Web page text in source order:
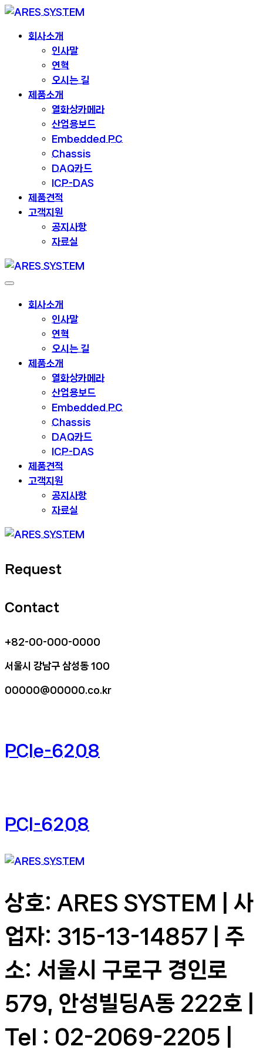
회사소개
인사말
연혁
오시는 길
제품소개
열화상카메라
산업용보드
Embedded PC
Chassis
DAQ카드
ICP-DAS
제품견적
고객지원
공지사항
자료실
회사소개
인사말
연혁
오시는 길
제품소개
열화상카메라
산업용보드
Embedded PC
Chassis
DAQ카드
ICP-DAS
제품견적
고객지원
공지사항
자료실
Request
Contact
+82-00-000-0000
서울시 강남구 삼성동 100
00000@00000.co.kr
PCIe-6208
PCI-6208
상호: ARES SYSTEM | 사
업자: 315-13-14857 | 주
소: 서울시 구로구 경인로
579, 안성빌딩A동 222호 |
Tel : 02-2069-2205 |